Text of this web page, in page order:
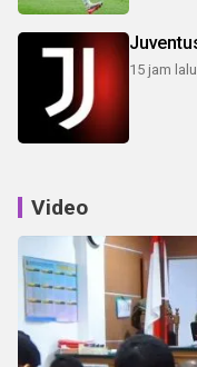
15 jam lalu
Video